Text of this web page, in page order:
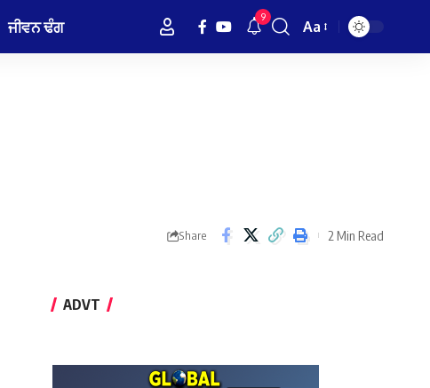
ਜੀਵਨ ਢੰਗ 9
Font
Aa
Share 2 Min Read
ADVT